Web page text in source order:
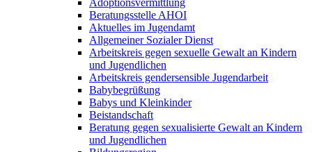
Adoptionsvermittlung
Beratungsstelle AHOI
Aktuelles im Jugendamt
Allgemeiner Sozialer Dienst
Arbeitskreis gegen sexuelle Gewalt an Kindern
und Jugendlichen
Arbeitskreis gendersensible Jugendarbeit
Babybegrüßung
Babys und Kleinkinder
Beistandschaft
Beratung gegen sexualisierte Gewalt an Kindern
und Jugendlichen